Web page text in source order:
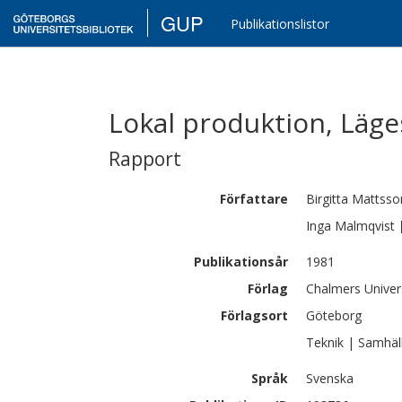
GUP Publikationslistor
Lokal produktion,
Rapport
Författare Birgitta
Inga Malmqvist
Publikationsår
1981
Förlag
Chalmers
Förlagsort
Göteborg
Teknik |
Språk
Svenska